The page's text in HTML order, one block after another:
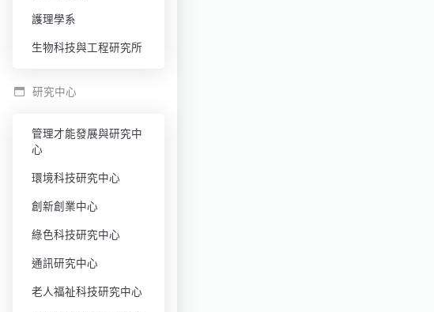
護理學系
生物科技與工程研究所
研究中心
管理才能發展與研究中
心
環境科技研究中心
創新創業中心
綠色科技研究中心
通訊研究中心
老人福祉科技研究中心